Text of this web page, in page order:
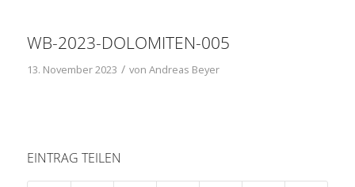
WB-2023-DOLOMITEN-005
13. November 2023 / von Andreas Beyer
EINTRAG TEILEN